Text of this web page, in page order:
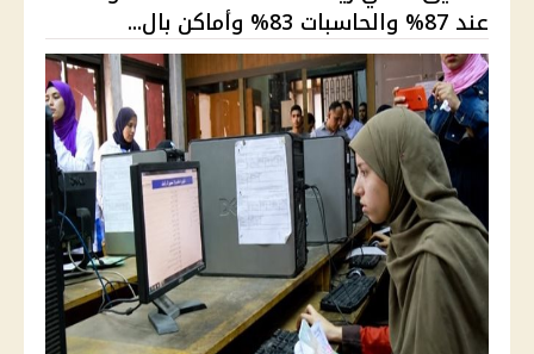
عند 87% والحاسبات 83% وأماكن بال...